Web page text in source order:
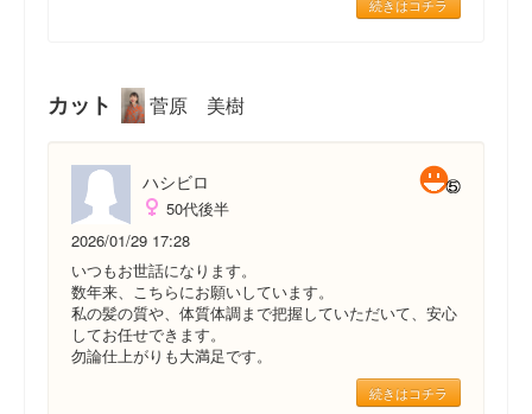
続きはコチラ
カット 菅原 美樹
ハシビロ
50代後半
2026/01/29 17:28
いつもお世話になります。
数年来、こちらにお願いしています。
私の髪の質や、体質体調まで把握していただいて、安心
してお任せできます。
勿論仕上がりも大満足です。
続きはコチラ